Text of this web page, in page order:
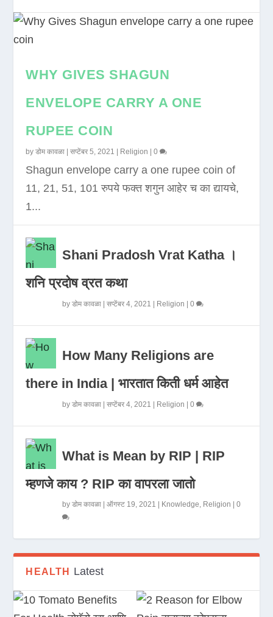
WHY GIVES SHAGUN
ENVELOPE CARRY A ONE
RUPEE COIN
byडोम कावळा |सप्टेंबर 5, 2021 Religion |0
Shagun envelope carry a one rupee coin of
11, 21, 51, 101 रुपये फक्त शगुन आहेर च का द्यायचे,
1...
Shani Pradosh Vrat Katha ।
शनि प्रदोष व्रत कथा
byडोम कावळा |सप्टेंबर 4, 2021 Religion |0
How Many Religions are
there in India | भारतात किती धर्म आहेत
byडोम कावळा |सप्टेंबर 4, 2021 Religion |0
What is Mean by RIP | RIP
म्हणजे काय ? RIP का वापरला जातो
byडोम कावळा |ऑगस्ट 19, 2021 Knowledge, Religion |0
HEALTH Latest